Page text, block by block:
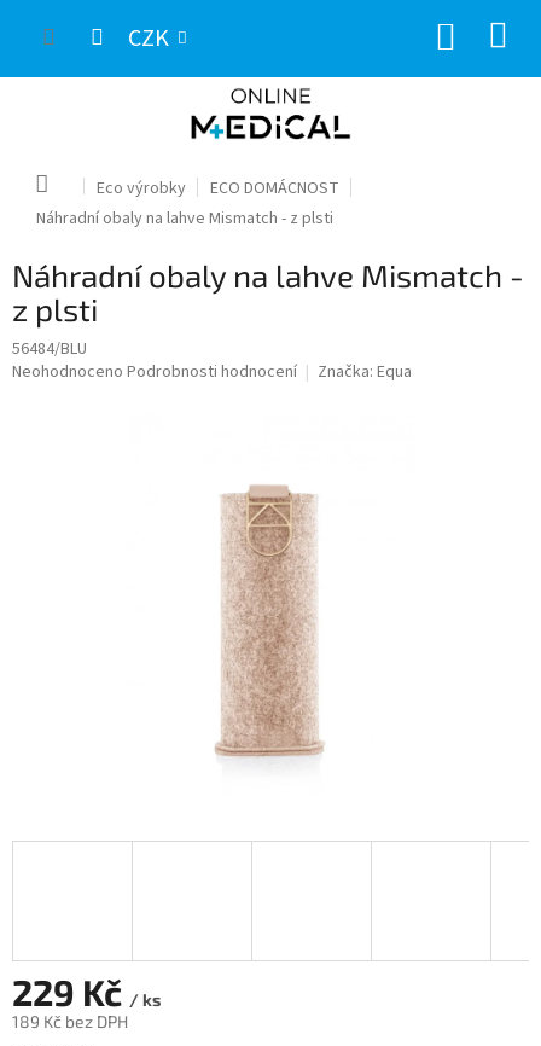
CZK
Domů Eco výrobky
ECO DOMÁCNOST
Náhradní obaly na lahve Mismatch - z plsti
Náhradní obaly na lahve Mismatch -
z plsti
56484/BLU
Průměrné
Neohodnoceno Podrobnosti hodnocení Značka: Equa
229 Kč / ks
189 Kč bez DPH